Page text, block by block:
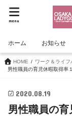
menu
ホーム お知らせ
HOME
ワーク＆ライフ
男性職員の育児休暇取得率
2020.08.19
男性職員の